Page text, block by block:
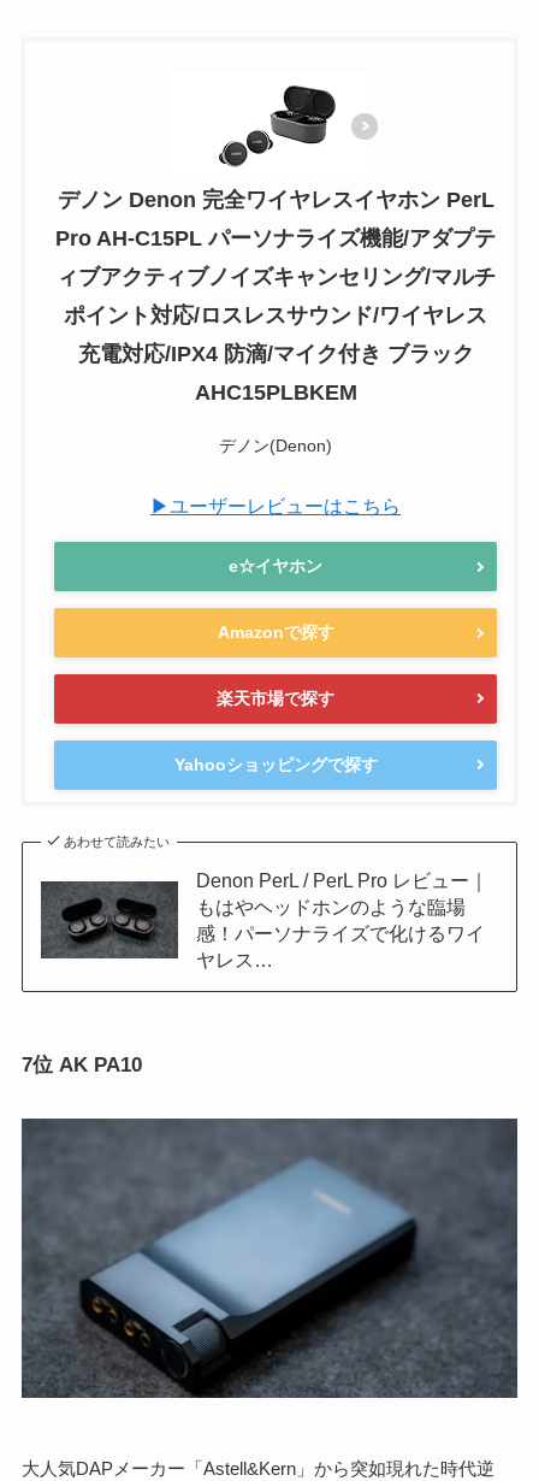
デノン Denon 完全ワイヤレスイヤホン PerL
Pro AH-C15PL パーソナライズ機能/アダプテ
ィブアクティブノイズキャンセリング/マルチ
ポイント対応/ロスレスサウンド/ワイヤレス
充電対応/IPX4 防滴/マイク付き ブラック
AHC15PLBKEM
デノン(Denon)
▶ユーザーレビューはこちら
e☆イヤホン
Amazonで探す
楽天市場で探す
Yahooショッピングで探す
あわせて読みたい
Denon PerL / PerL Pro レビュー｜
もはやヘッドホンのような臨場
感！パーソナライズで化けるワイ
ヤレス…
7位 AK PA10
大人気DAPメーカー「Astell&Kern」から突如現れた時代逆